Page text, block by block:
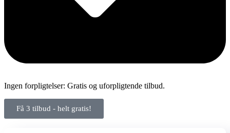
Ingen forpligtelser: Gratis og uforpligtende tilbud.
Få 3 tilbud - helt gratis!